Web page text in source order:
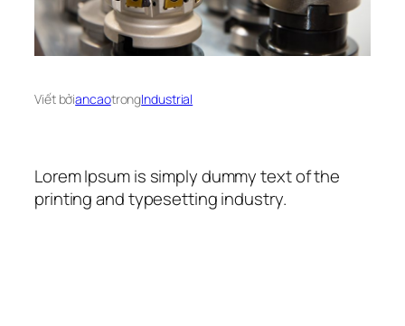
Viết bởiancaotrongIndustrial
Lorem Ipsum is simply dummy text of the
printing and typesetting industry.